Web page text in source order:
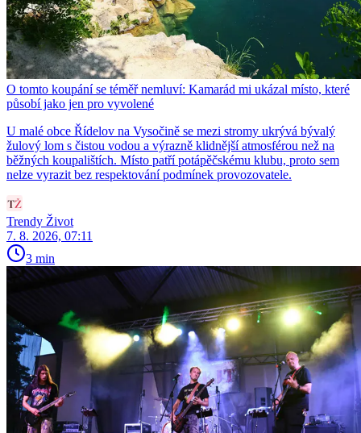
O tomto koupání se téměř nemluví: Kamarád mi ukázal místo, které
působí jako jen pro vyvolené
U malé obce Řídelov na Vysočině se mezi stromy ukrývá bývalý
žulový lom s čistou vodou a výrazně klidnější atmosférou než na
běžných koupalištích. Místo patří potápěčskému klubu, proto sem
nelze vyrazit bez respektování podmínek provozovatele.
Trendy Život
7. 8. 2026, 07:11
3 min